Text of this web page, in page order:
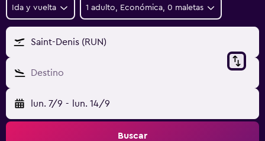
Ida y vuelta 1 adulto, Económica, 0 maletas
Saint-Denis (RUN)
Destino
lun. 7/9 - lun. 14/9
Buscar